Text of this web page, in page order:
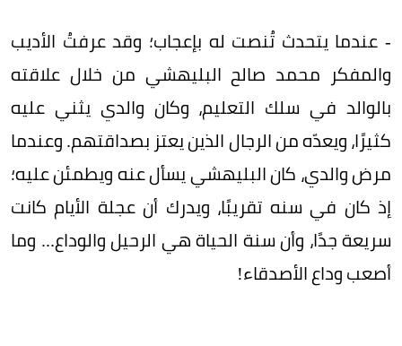
- عندما يتحدث تُنصت له بإعجاب؛ وقد عرفتُ الأديب
والمفكر محمد صالح البليهشي من خلال علاقته
بالوالد في سلك التعليم، وكان والدي يثني عليه
كثيرًا، ويعدّه من الرجال الذين يعتز بصداقتهم. وعندما
مرض والدي، كان البليهشي يسأل عنه ويطمئن عليه؛
إذ كان في سنه تقريبًا، ويدرك أن عجلة الأيام كانت
سريعة جدًا، وأن سنة الحياة هي الرحيل والوداع... وما
أصعب وداع الأصدقاء!